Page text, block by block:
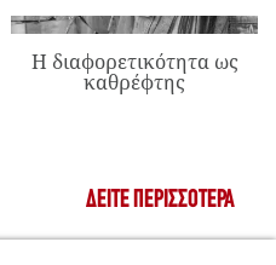
Η διαφορετικότητα ως
καθρέφτης
ΔΕΊΤΕ ΠΕΡΙΣΣΌΤΕΡΑ